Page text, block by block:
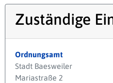
Zuständige
Ordnungsamt
Stadt Baesweiler
Mariastraße 2